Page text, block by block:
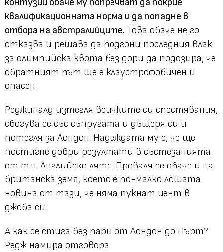
контузии обаче му попречват да покрие
квалификационната норма и да попадне в
отбора на австралийците. Това обаче не го
отказва и решава да подгони последния влак
за олимпийска квота без дори да подозира, че
обратният път ще е клаустрофобичен и
опасен.
Реджиналд изтегля всичките си спестявания,
сбогува се със съпругата и дъщеря си и
потегля за Лондон. Надеждата му е, че ще
постигне добри резултати в състезанията
от т.н. Английско лято. Проваля се обаче и на
британска земя, което е по-малко лошата
новина от тази, че няма пукнат цент в
джоба си.
А как се стига без пари от Лондон до Пърт?
Редж намира отговора.